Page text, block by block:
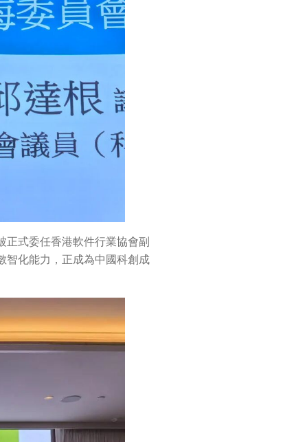
正式委任香港軟件行業協會副
智化能力，正成為中國科創成